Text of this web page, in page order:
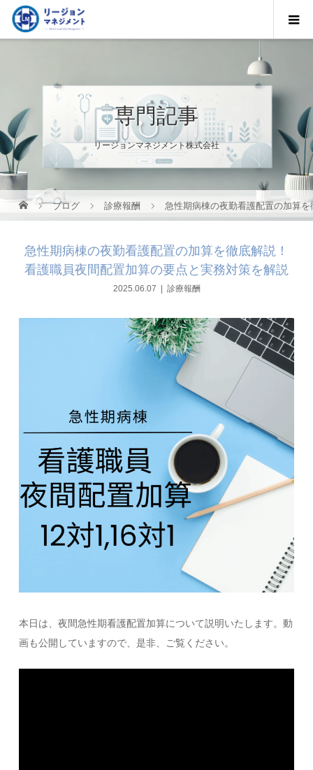
専門記事
リージョンマネジメント株式会社
ブログ 診療報酬 急性期病棟の夜勤看護配置の加算
急性期病棟の夜勤看護配置の加算を徹底解説！
看護職員夜間配置加算の要点と実務対策を解説
2025.06.07 診療報酬
本日は、夜間急性期看護配置加算について説明いたします。動
画も公開していますので、是非、ご覧ください。